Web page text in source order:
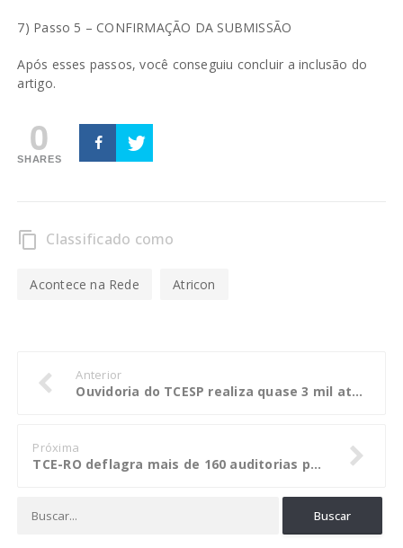
7) Passo 5 – CONFIRMAÇÃO DA SUBMISSÃO
Após esses passos, você conseguiu concluir a inclusão do
artigo.
0
SHARES
content_copy Classificado como
Acontece na Rede Atricon
Anterior
Ouvidoria do TCESP realiza quase 3 mil atendimentos no primeiro trimestre de 2017
Próxima
TCE-RO deflagra mais de 160 auditorias para apurar contas em municípios de RO